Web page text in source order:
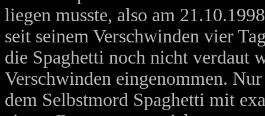
liegen musste, also am
seit seinem Verschwinden vier
die Spaghetti noch nicht verdaut
Verschwinden eingenommen.
dem Selbstmord Spaghetti mit